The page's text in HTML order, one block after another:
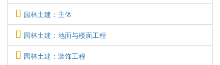
园林土建：主体
园林土建：地面与楼面工程
园林土建：装饰工程